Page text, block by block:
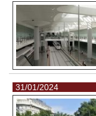
31/01/2024